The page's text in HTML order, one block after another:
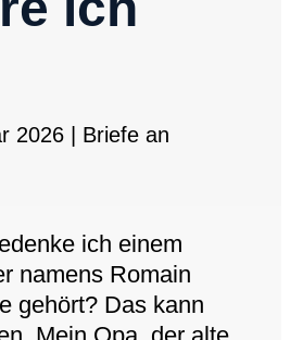
2026| Briefe an
ich einem
namens Romain
gehört? Das kann